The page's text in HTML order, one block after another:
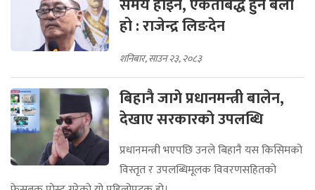
हो : राजेन्द्र लिङदेन
शनिबार, साउन २३, २०८३
बिहानै जागे प्रधानमन्त्री बालेन,
देखाए सरकारकाे उपलब्धि
प्रधानमन्त्री भएपछि उनले बिहानै यस किसिमको
विस्तृत र उपलब्धिमूलक विवरणसहितको